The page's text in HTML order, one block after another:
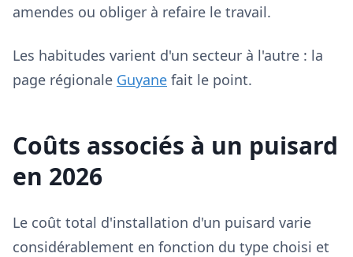
amendes ou obliger à refaire le travail.
Les habitudes varient d'un secteur à l'autre : la
page régionale Guyane fait le point.
Coûts associés à un puisard
en 2026
Le coût total d'installation d'un puisard varie
considérablement en fonction du type choisi et